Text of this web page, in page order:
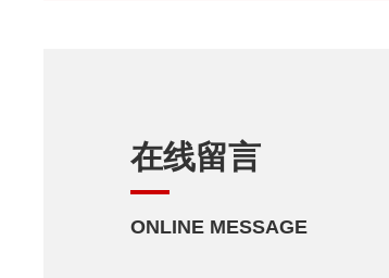
在线留言
ONLINE MESSAGE